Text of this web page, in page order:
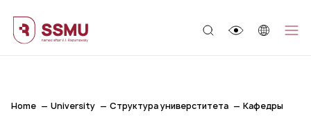
Home University Структура универститета Кафедры